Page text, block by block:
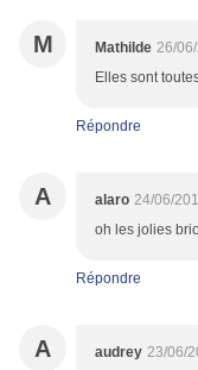
M Mathilde 26/
Elles sont
Répondre
A alaro 24/06/
oh les jolies
Répondre
A audrey 23/06/